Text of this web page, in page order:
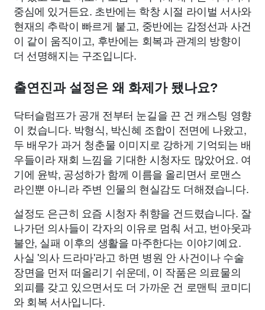
중심에 있거든요. 초반에는 학창 시절 라이벌 서사와
현재의 추락이 빠르게 붙고, 중반에는 감정선과 사건
이 같이 움직이고, 후반에는 회복과 관계의 방향이
더 선명해지는 구조입니다.
출연진과 설정은 왜 화제가 됐나요?
닥터슬럼프가 공개 전부터 눈길을 끈 건 캐스팅 영향
이 컸습니다. 박형식, 박신혜 조합이 전면에 나왔고,
두 배우가 과거 청춘물 이미지로 강하게 기억되는 배
우들이라 재회 느낌을 기대한 시청자도 많았어요. 여
기에 윤박, 공성하가 함께 이름을 올리면서 로맨스
라인뿐 아니라 주변 인물의 현실감도 더해졌습니다.
설정도 은근히 요즘 시청자 취향을 건드렸습니다. 잘
나가던 의사들이 각자의 이유로 멈춰 서고, 번아웃과
불안, 실패 이후의 생활을 마주한다는 이야기예요.
사실 '의사 드라마'라고 하면 병원 안 사건이나 수술
장면을 먼저 떠올리기 쉬운데, 이 작품은 의료물의
외피를 갖고 있으면서도 더 가까운 건 로맨틱 코미디
와 회복 서사입니다.